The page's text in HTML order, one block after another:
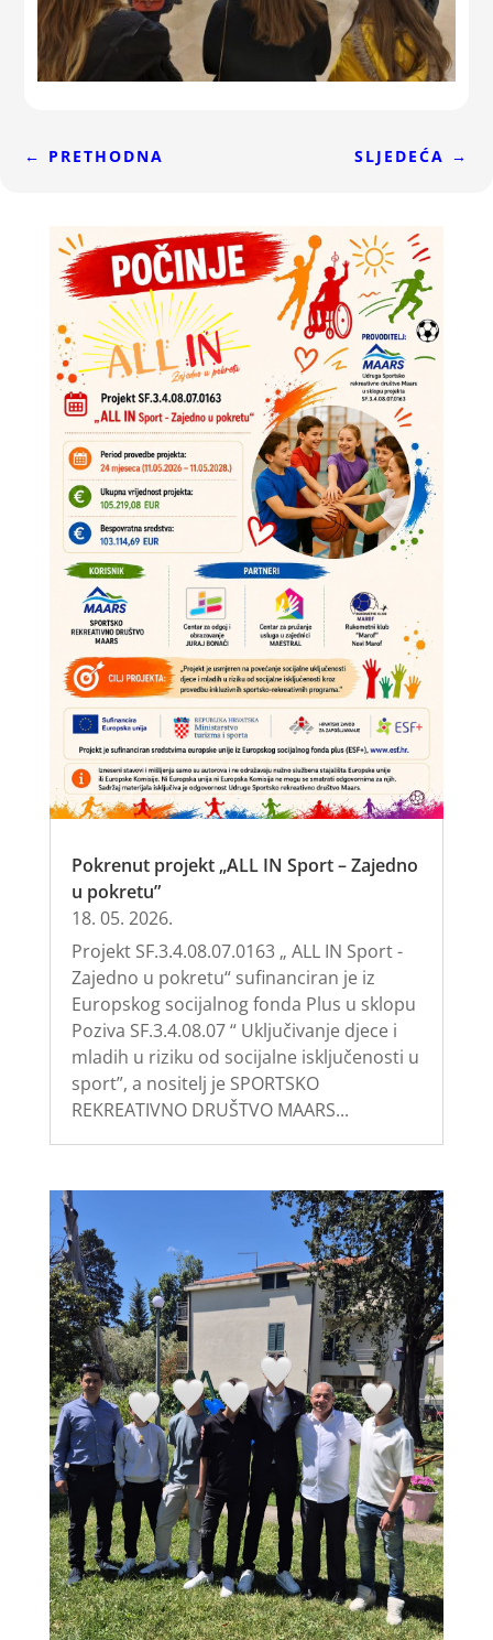
← PRETHODNA SLJEDEĆA →
Pokrenut projekt „ALL IN Sport – Zajedno
u pokretu”
18. 05. 2026.
Projekt SF.3.4.08.07.0163 „ ALL IN Sport -
Zajedno u pokretu“ sufinanciran je iz
Europskog socijalnog fonda Plus u sklopu
Poziva SF.3.4.08.07 “ Uključivanje djece i
mladih u riziku od socijalne isključenosti u
sport”, a nositelj je SPORTSKO
REKREATIVNO DRUŠTVO MAARS...